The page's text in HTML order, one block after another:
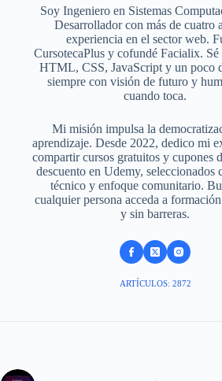
Soy Ingeniero en Sistemas
Desarrollador con más de cuatro
experiencia en el sector web.
CursotecaPlus y cofundé Facialix. Sé
HTML, CSS, JavaScript y un poco
siempre con visión de futuro y
cuando toca.
Mi misión impulsa la
aprendizaje. Desde 2022, dedico mi
compartir cursos gratuitos y cupones
descuento en Udemy, seleccionados
técnico y enfoque comunitario.
cualquier persona acceda a
y sin barreras.
ARTÍCULOS: 2872